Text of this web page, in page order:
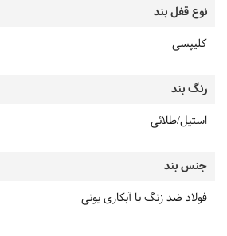
نوع قفل بند
کلیپسی
رنگ بند
استیل/طلائی
جنس بند
فولاد ضد زنگ با آبکاری یونی